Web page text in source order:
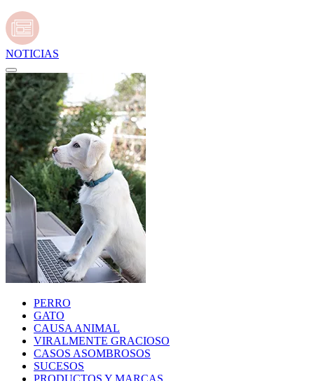
NOTICIAS
PERRO
GATO
CAUSA ANIMAL
VIRALMENTE GRACIOSO
CASOS ASOMBROSOS
SUCESOS
PRODUCTOS Y MARCAS